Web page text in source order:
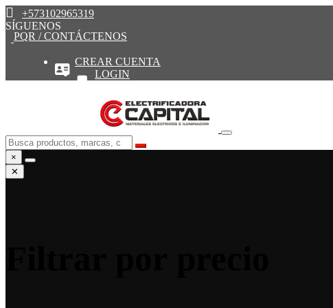
+573102965319
SÍGUENOS
PQR / CONTÁCTENOS
CREAR CUENTA
LOGIN
×
✕